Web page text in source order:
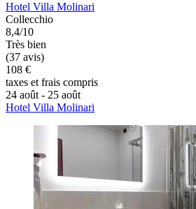
Hotel Villa Molinari
Collecchio
8,4/10
Très bien
(37 avis)
108 €
taxes et frais compris
24 août - 25 août
Hotel Villa Molinari